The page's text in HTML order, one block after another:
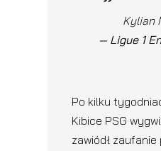
Kylian
— Ligue 1
Po kilku
Kibice PSG
zawiódł